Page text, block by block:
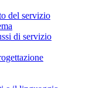
del servizio
di servizio